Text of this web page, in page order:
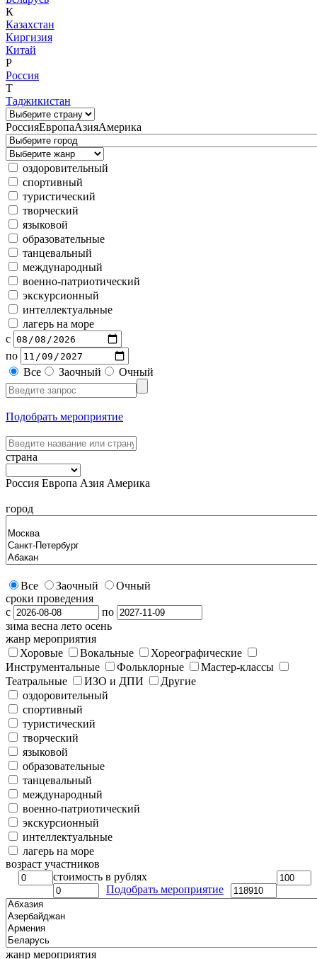
К
Казахстан
Киргизия
Китай
Р
Россия
Т
Таджикистан
РоссияЕвропаАзияАмерика
оздоровительный
спортивный
туристический
творческий
языковой
образовательные
танцевальный
международный
военно-патриотический
экскурсионный
интеллектуальные
лагерь на море
с
по
Все
Заочный Очный
Подобрать мероприятие
страна
Россия Европа Азия Америка
город
Все Заочный
Очный
сроки проведения
с
по
зима весна лето осень
жанр мероприятия
Хоровые
Вокальные
Хореографические
Инструментальные
Фольклорные
Мастер-классы
Театральные
ИЗО и ДПИ
Другие
оздоровительный
спортивный
туристический
творческий
языковой
образовательные
танцевальный
международный
военно-патриотический
экскурсионный
интеллектуальные
лагерь на море
возраст участников
стоимость в рублях
Подобрать мероприятие
жанр мероприятия